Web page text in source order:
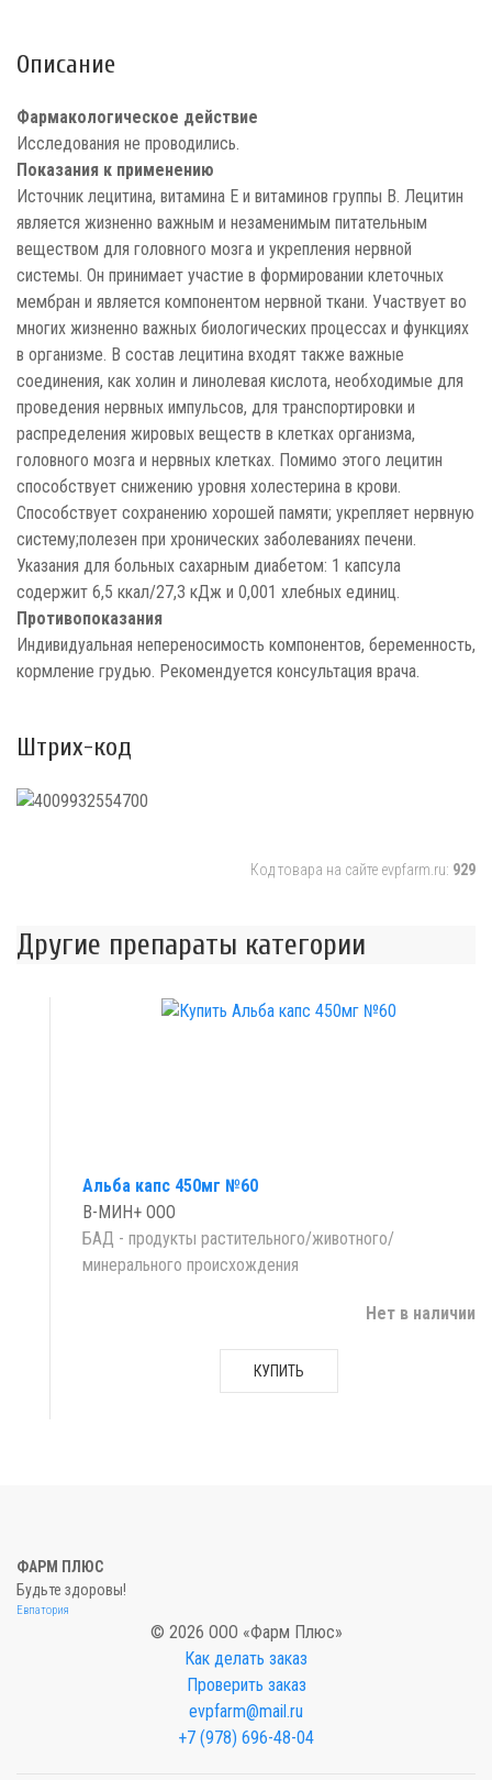
Описание
Фармакологическое действие
Исследования не проводились.
Показания к применению
Источник лецитина, витамина Е и витаминов группы В. Лецитин
является жизненно важным и незаменимым питательным
веществом для головного мозга и укрепления нервной
системы. Он принимает участие в формировании клеточных
мембран и является компонентом нервной ткани. Участвует во
многих жизненно важных биологических процессах и функциях
в организме. В состав лецитина входят также важные
соединения, как холин и линолевая кислота, необходимые для
проведения нервных импульсов, для транспортировки и
распределения жировых веществ в клетках организма,
головного мозга и нервных клетках. Помимо этого лецитин
способствует снижению уровня холестерина в крови.
Способствует сохранению хорошей памяти; укрепляет нервную
систему;полезен при хронических заболеваниях печени.
Указания для больных сахарным диабетом: 1 капсула
содержит 6,5 ккал/27,3 кДж и 0,001 хлебных единиц.
Противопоказания
Индивидуальная непереносимость компонентов, беременность,
кормление грудью. Рекомендуется консультация врача.
Штрих-код
Код товара на сайте evpfarm.ru: 929
Другие препараты категории
Альба капс 450мг №60
В-МИН+ ООО
БАД - продукты растительного/животного/
минерального происхождения
Нет в наличии
КУПИТЬ
ФАРМ ПЛЮС
Будьте здоровы!
Евпатория
© 2026 ООО «Фарм Плюс»
Как делать заказ
Проверить заказ
evpfarm@mail.ru
+7 (978) 696-48-04